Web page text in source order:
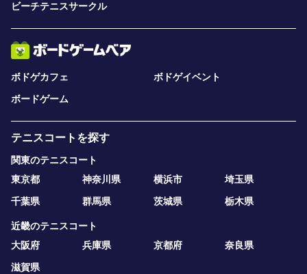
ビーチテニスサークル
ボドゲカフェ
ボドゲイベント
ボードゲーム
テニスコートを探す
関東のテニスコート
東京都
神奈川県 横浜市
埼玉県
千葉県
群馬県 茨城県 栃木県
近畿のテニスコート
大阪府
兵庫県 京都府
奈良県
滋賀県